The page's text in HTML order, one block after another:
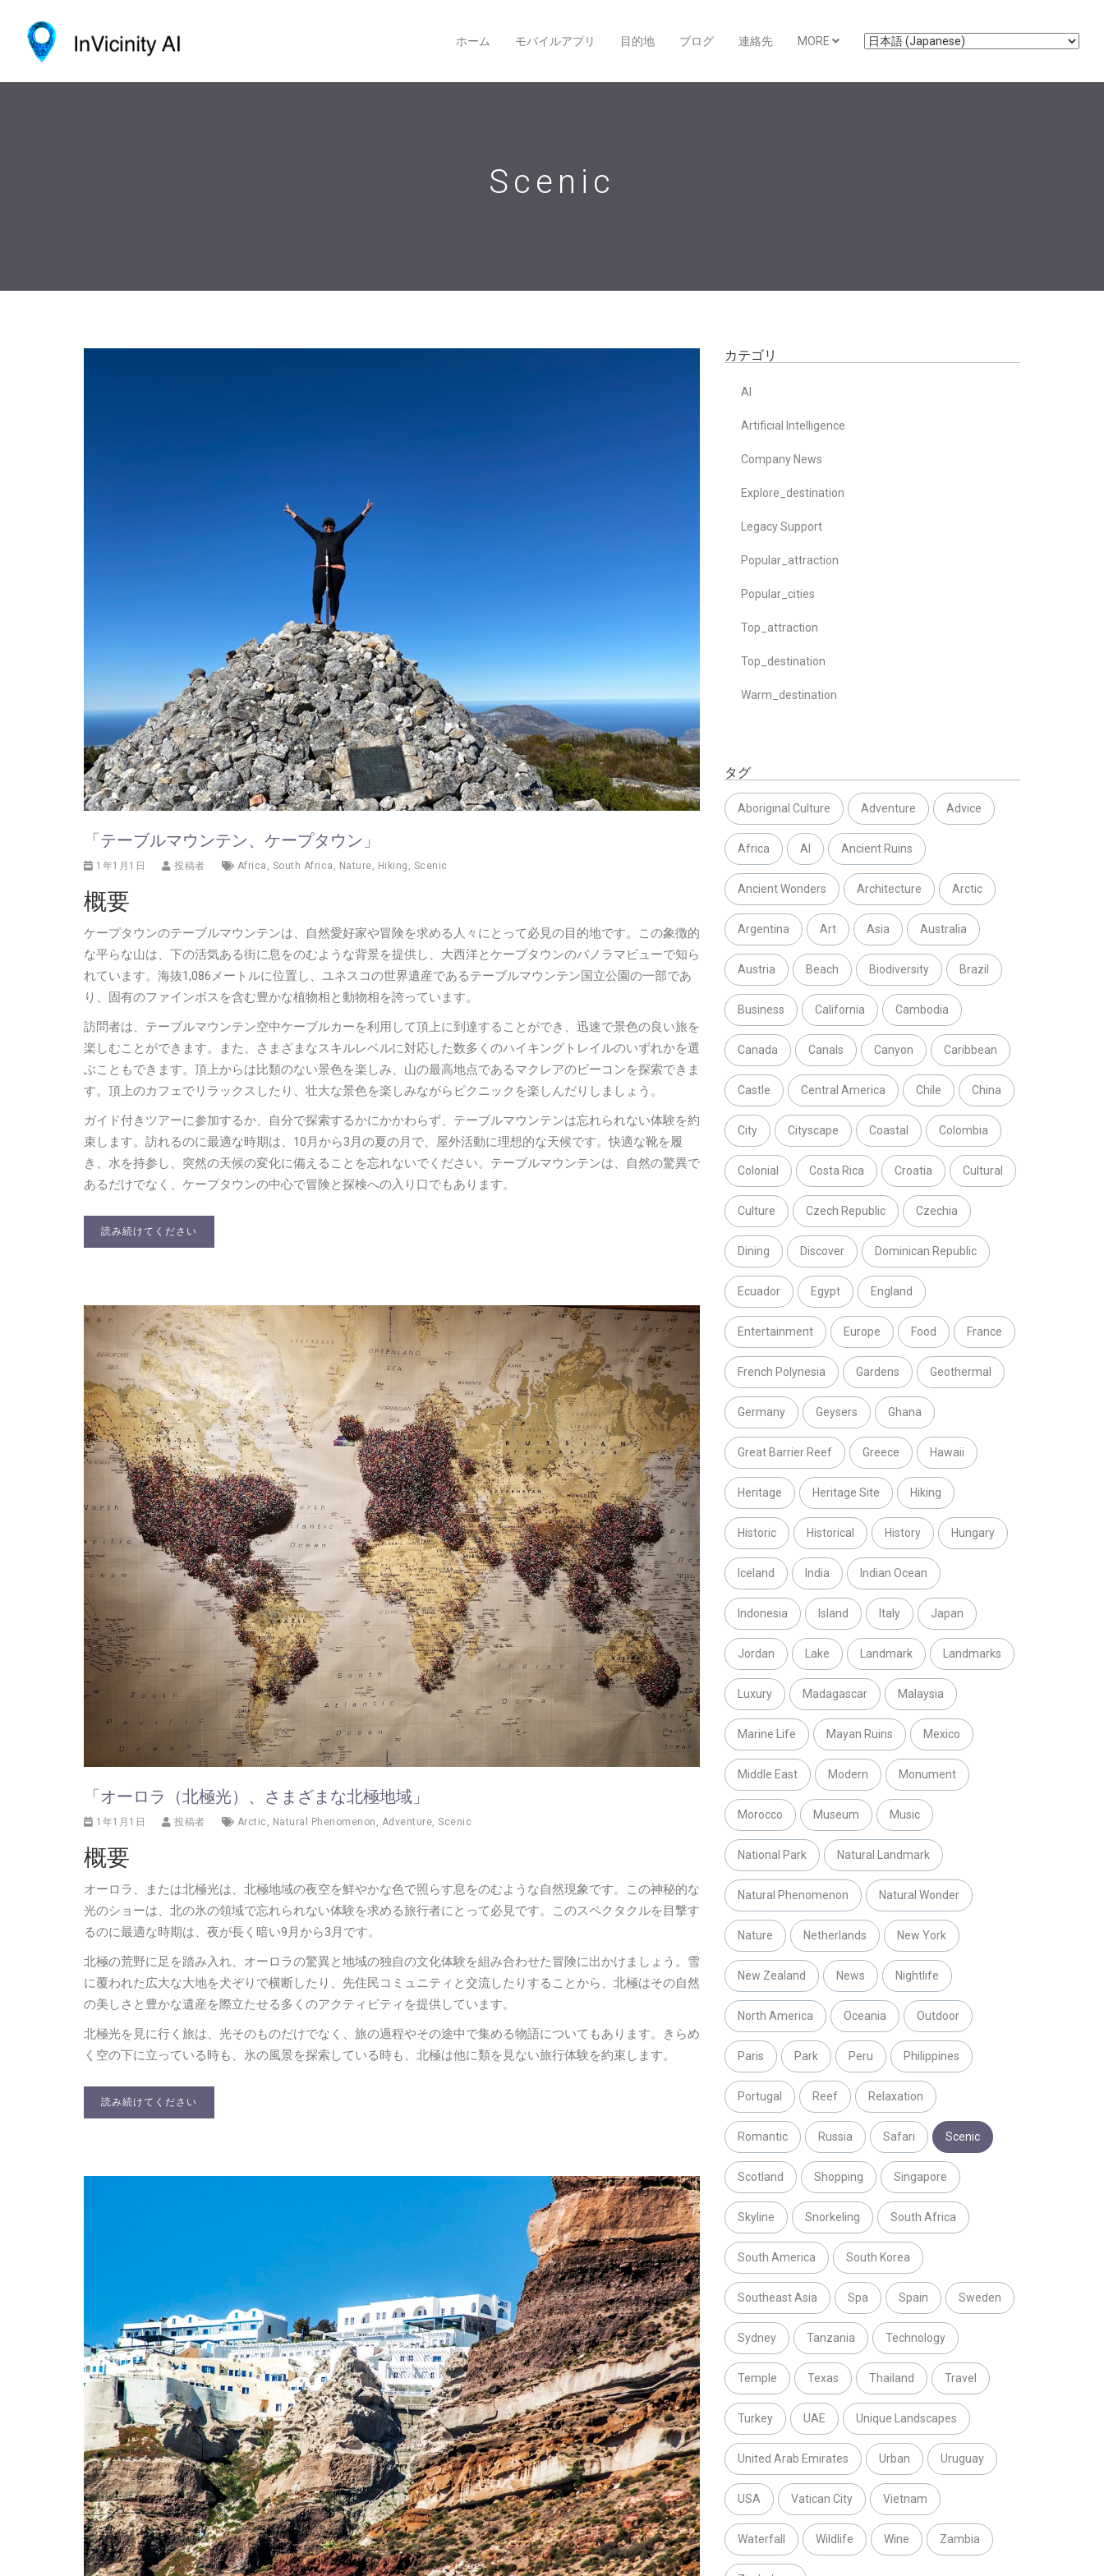
ホーム モバイルアプリ 目的地 ブログ 連絡先 MORE
Scenic
「テーブルマウンテン、ケープタウン」
1年1月1日 投稿者 Africa South Africa Nature Hiking Scenic
概要
ケープタウンのテーブルマウンテンは、自然愛好家や冒険を求める人々にとって必見の目的地です。この象徴的
な平らな山は、下の活気ある街に息をのむような背景を提供し、大西洋とケープタウンのパノラマビューで知ら
れています。海抜1,086メートルに位置し、ユネスコの世界遺産であるテーブルマウンテン国立公園の一部であ
り、固有のファインボスを含む豊かな植物相と動物相を誇っています。
訪問者は、テーブルマウンテン空中ケーブルカーを利用して頂上に到達することができ、迅速で景色の良い旅を
楽しむことができます。また、さまざまなスキルレベルに対応した数多くのハイキングトレイルのいずれかを選
ぶこともできます。頂上からは比類のない景色を楽しみ、山の最高地点であるマクレアのビーコンを探索できま
す。頂上のカフェでリラックスしたり、壮大な景色を楽しみながらピクニックを楽しんだりしましょう。
ガイド付きツアーに参加するか、自分で探索するかにかかわらず、テーブルマウンテンは忘れられない体験を約
束します。訪れるのに最適な時期は、10月から3月の夏の月で、屋外活動に理想的な天候です。快適な靴を履
き、水を持参し、突然の天候の変化に備えることを忘れないでください。テーブルマウンテンは、自然の驚異で
あるだけでなく、ケープタウンの中心で冒険と探検への入り口でもあります。
読み続けてください
「オーロラ（北極光）、さまざまな北極地域」
1年1月1日 投稿者 Arctic , Natural Phenomenon , Adventure, Scenic
概要
オーロラ、または北極光は、北極地域の夜空を鮮やかな色で照らす息をのむような自然現象です。この神秘的な
光のショーは、北の氷の領域で忘れられない体験を求める旅行者にとって必見です。このスペクタクルを目撃す
るのに最適な時期は、夜が長く暗い9月から3月です。
北極の荒野に足を踏み入れ、オーロラの驚異と地域の独自の文化体験を組み合わせた冒険に出かけましょう。雪
に覆われた広大な大地を犬ぞりで横断したり、先住民コミュニティと交流したりすることから、北極はその自然
の美しさと豊かな遺産を際立たせる多くのアクティビティを提供しています。
北極光を見に行く旅は、光そのものだけでなく、旅の過程やその途中で集める物語についてもあります。きらめ
く空の下に立っている時も、氷の風景を探索している時も、北極は他に類を見ない旅行体験を約束します。
読み続けてください
カテゴリ
AI
Artificial Intelligence
Company News
Explore_destination
Legacy Support
Popular_attraction
Popular_cities
Top_attraction
Top_destination
Warm_destination
タグ
Aboriginal Culture Adventure Advice
Africa AI Ancient Ruins
Ancient Wonders Architecture Arctic
Argentina Art Asia Australia
Austria Beach Biodiversity Brazil
Business California Cambodia
Canada Canals Canyon Caribbean
Castle Central America Chile China
City Cityscape Coastal Colombia
Colonial Costa Rica Croatia Cultural
Culture Czech Republic Czechia
Dining Discover Dominican Republic
Ecuador Egypt England
Entertainment Europe Food France
French Polynesia Gardens Geothermal
Germany Geysers Ghana
Great Barrier Reef Greece Hawaii
Heritage Heritage Site Hiking
Historic Historical History Hungary
Iceland India Indian Ocean
Indonesia Island Italy Japan
Jordan Lake Landmark Landmarks
Luxury Madagascar Malaysia
Marine Life Mayan Ruins Mexico
Middle East Modern Monument
Morocco Museum Music
National Park Natural Landmark
Natural Phenomenon Natural Wonder
Nature Netherlands New York
New Zealand News Nightlife
North America Oceania Outdoor
Paris Park Peru Philippines
Portugal Reef Relaxation
Romantic Russia Safari Scenic
Scotland Shopping Singapore
Skyline Snorkeling South Africa
South America South Korea
Southeast Asia Spa Spain Sweden
Sydney Tanzania Technology
Temple Texas Thailand Travel
Turkey UAE Unique Landscapes
United Arab Emirates Urban Uruguay
USA Vatican City Vietnam
Waterfall Wildlife Wine Zambia